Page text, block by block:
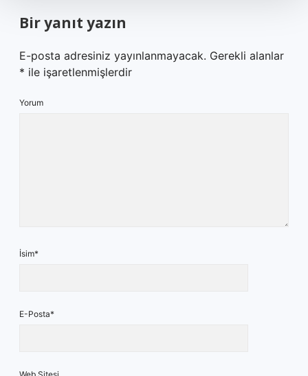
Bir yanıt yazın
E-posta adresiniz yayınlanmayacak. Gerekli alanlar
* ile işaretlenmişlerdir
Yorum
İsim*
E-Posta*